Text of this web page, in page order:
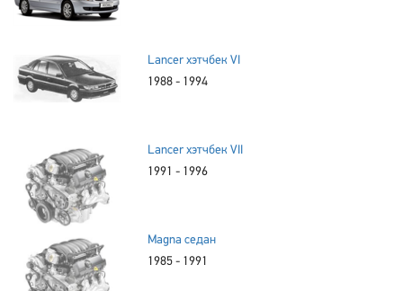
Lancer хэтчбек VI
1988 - 1994
Lancer хэтчбек VII
1991 - 1996
Magna седан
1985 - 1991